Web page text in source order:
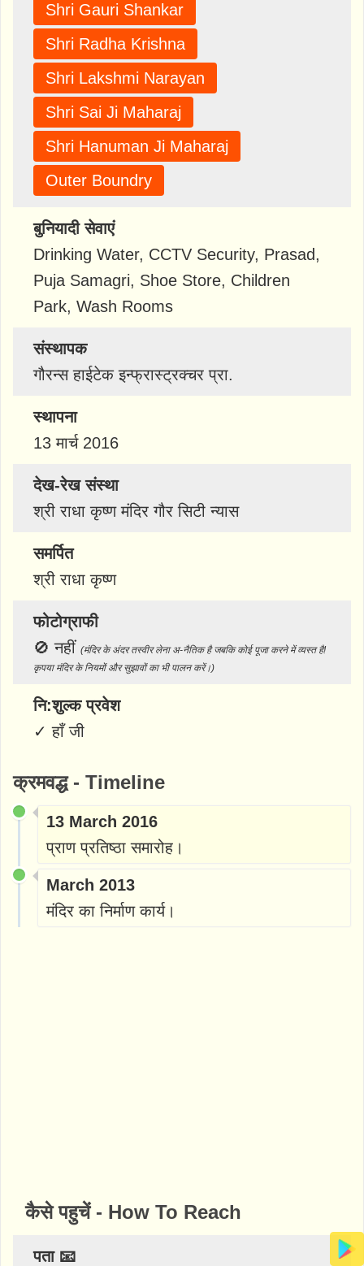
Shri Gauri Shankar
Shri Radha Krishna
Shri Lakshmi Narayan
Shri Sai Ji Maharaj
Shri Hanuman Ji Maharaj
Outer Boundry
बुनियादी सेवाएं
Drinking Water, CCTV Security, Prasad,
Puja Samagri, Shoe Store, Children
Park, Wash Rooms
संस्थापक
गौरन्स हाईटेक इन्फ्रास्ट्रक्चर प्रा.
स्थापना
13 मार्च 2016
देख-रेख संस्था
श्री राधा कृष्ण मंदिर गौर सिटी न्यास
समर्पित
श्री राधा कृष्ण
फोटोग्राफी
🚫नहीं (मंदिर के अंदर तस्वीर लेना अ-नैतिक है जबकि कोई पूजा करने में व्यस्त है!
कृपया मंदिर के नियमों और सुझावों का भी पालन करें।)
नि:शुल्क प्रवेश
✓हाँ जी
क्रमवद्ध - Timeline
13 March 2016
प्राण प्रतिष्ठा समारोह।
March 2013
मंदिर का निर्माण कार्य।
कैसे पहुचें - How To Reach
पता 📧